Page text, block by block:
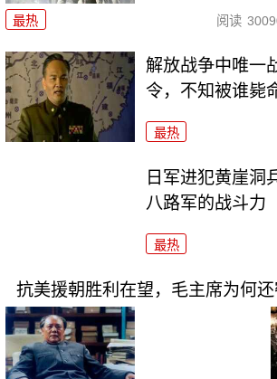
最热 阅读
解放战争中唯一
令，不知被谁毙
最热
日军进犯黄崖洞
八路军的战斗力
最热
抗美援朝胜利在望，毛主席为何还